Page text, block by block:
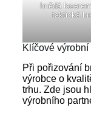
hnědá
taktická
Klíčové
Při pořizování
výrobce o
trhu. Zde jsou
výrobního